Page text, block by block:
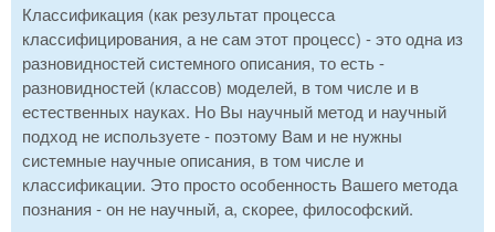
Классификация (как результат процесса
классифицирования, а не сам этот процесс) - это одна из
разновидностей системного описания, то есть -
разновидностей (классов) моделей, в том числе и в
естественных науках. Но Вы научный метод и научный
подход не используете - поэтому Вам и не нужны
системные научные описания, в том числе и
классификации. Это просто особенность Вашего метода
познания - он не научный, а, скорее, философский.